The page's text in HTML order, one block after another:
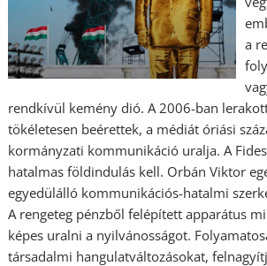
a
rendkívül kemény dió. A 2006-ban
tökéletesen beérettek, a médiát óriási
kormányzati kommunikáció uralja. A
hatalmas földindulás kell. Orbán Viktor
egyedülálló kommunikációs-hatalmi
A rengeteg pénzből felépített apparátus
képes uralni a nyilvánosságot.
társadalmi hangulatváltozásokat,